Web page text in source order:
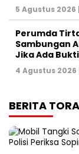
5 Agustus 2026
Perumda
Sambungan
Jika Ada Bukti
4 Agustus 2026
BERITA